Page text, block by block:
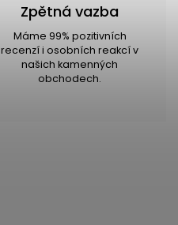
Zpětná vazba
Máme 99% pozitivních
recenzí i osobních reakcí v
našich kamenných
obchodech.